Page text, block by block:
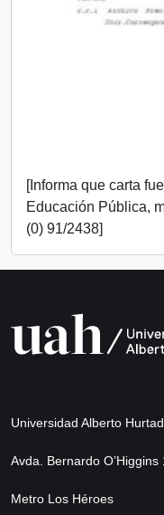
[Informa que carta
Educación Pública,
(0) 91/2438]
Universidad Alberto
Avda. Bernardo O’Higgins
Metro Los Héroes